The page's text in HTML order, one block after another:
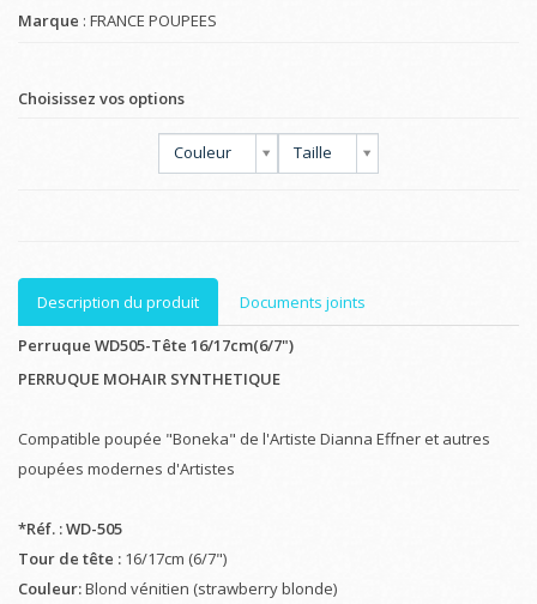
Marque : FRANCE POUPEES
Choisissez vos options
Couleur Taille
Description du produit
Documents joints
Perruque WD505-Tête 16/17cm(6/7")
PERRUQUE MOHAIR SYNTHETIQUE
Compatible poupée "Boneka" de l'Artiste Dianna Effner et autres
poupées modernes d'Artistes
*Réf. : WD-505
Tour de tête : 16/17cm (6/7")
Couleur:Blond vénitien (strawberry blonde)